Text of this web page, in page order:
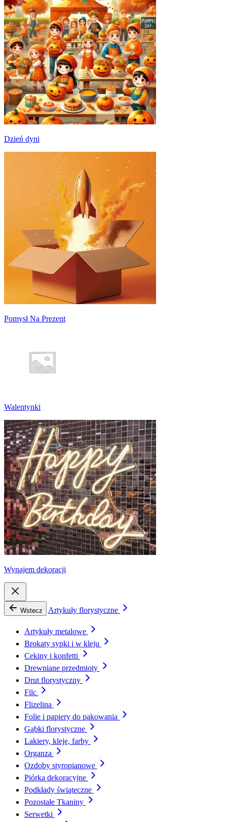
Dzień dyni
Pomysł Na Prezent
Walentynki
Wynajem dekoracji
Wstecz Artykuły florystyczne
Artykuły metalowe
Brokaty sypki i w kleju
Cekiny i konfetti
Drewniane przedmioty
Drut florystyczny
Filc
Flizelina
Folie i papiery do pakowania
Gąbki florystyczne
Lakiery, kleje, farby
Organza
Ozdoby styropianowe
Piórka dekoracyjne
Podkłady świąteczne
Pozostałe Tkaniny
Serwetki